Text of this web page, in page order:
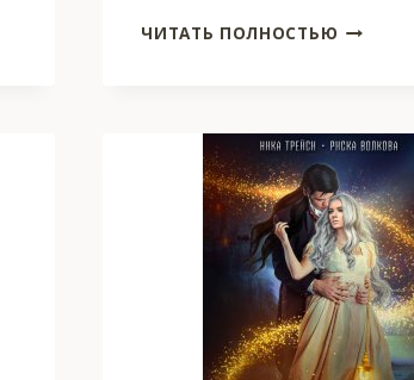
ЧИТАТЬ ПОЛНОСТЬЮ СКАНДАЛ
ДЛЯ
ДВОИХ